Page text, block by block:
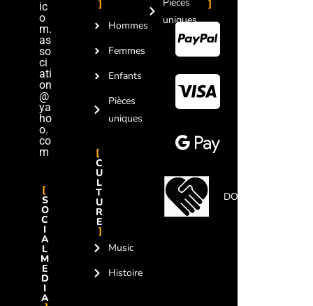
ic
o
m.
as
so
ci
ati
on
@
ya
ho
o.
co
m
S
O
C
I
A
L
M
E
D
I
A
Hommes
Femmes
Enfants
Pièces
uniques
C
U
L
T
U
R
E
Music
Histoire
uniques
DON